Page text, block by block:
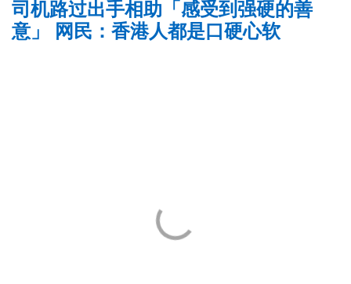
司机路过出手相助「感受到强硬的善
意」 网民：香港人都是口硬心软